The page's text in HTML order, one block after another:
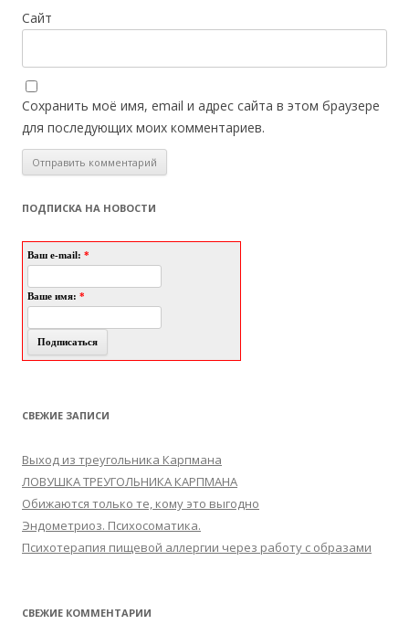
Сайт
Сохранить моё имя, email и адрес сайта в этом браузере
для последующих моих комментариев.
ПОДПИСКА НА НОВОСТИ
Ваш e-mail: *
Ваше имя: *
СВЕЖИЕ ЗАПИСИ
Выход из треугольника Карпмана
ЛОВУШКА ТРЕУГОЛЬНИКА КАРПМАНА
Обижаются только те, кому это выгодно
Эндометриоз. Психосоматика.
Психотерапия пищевой аллергии через работу с образами
СВЕЖИЕ КОММЕНТАРИИ